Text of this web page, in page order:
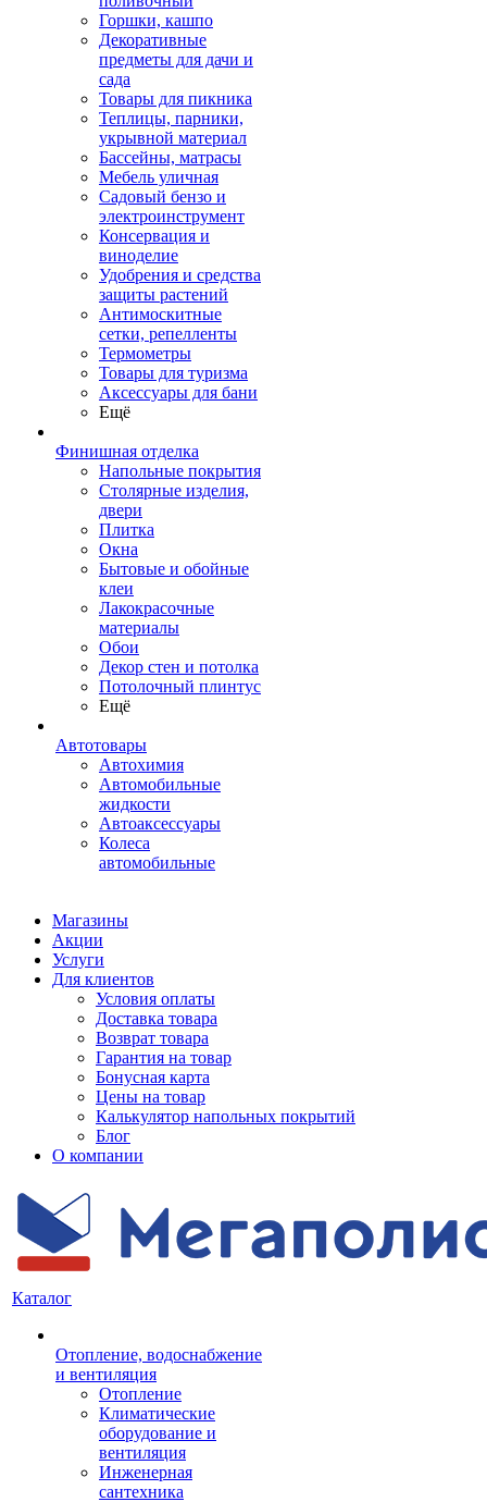
Горшки, кашпо
Декоративные
предметы для дачи и
сада
Товары для пикника
Теплицы, парники,
укрывной материал
Бассейны, матрасы
Мебель уличная
Садовый бензо и
электроинструмент
Консервация и
виноделие
Удобрения и средства
защиты растений
Антимоскитные
сетки, репелленты
Термометры
Товары для туризма
Аксессуары для бани
Ещё
Финишная отделка
Напольные покрытия
Столярные изделия,
двери
Плитка
Окна
Бытовые и обойные
клеи
Лакокрасочные
материалы
Обои
Декор стен и потолка
Потолочный плинтус
Ещё
Автотовары
Автохимия
Автомобильные
жидкости
Автоаксессуары
Колеса
автомобильные
Магазины
Акции
Услуги
Для клиентов
Условия оплаты
Доставка товара
Возврат товара
Гарантия на товар
Бонусная карта
Цены на товар
Калькулятор напольных покрытий
Блог
О компании
Каталог
Отопление, водоснабжение
и вентиляция
Отопление
Климатические
оборудование и
вентиляция
Инженерная
сантехника